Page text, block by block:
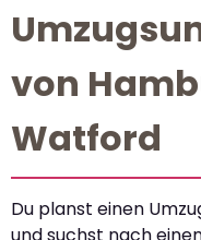
von
Watford
Du planst einen
und suchst nach